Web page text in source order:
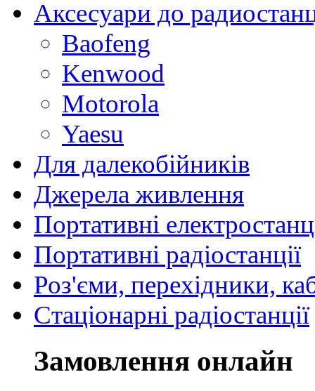
Аксесуари до
Baofeng
Kenwood
Motorola
Yaesu
Для далекобійників
Джерела живлення
Портативні
Портативні радіостанції
Роз'єми, перехідники,
Стаціонарні радіостанції
Замовлення онлайн